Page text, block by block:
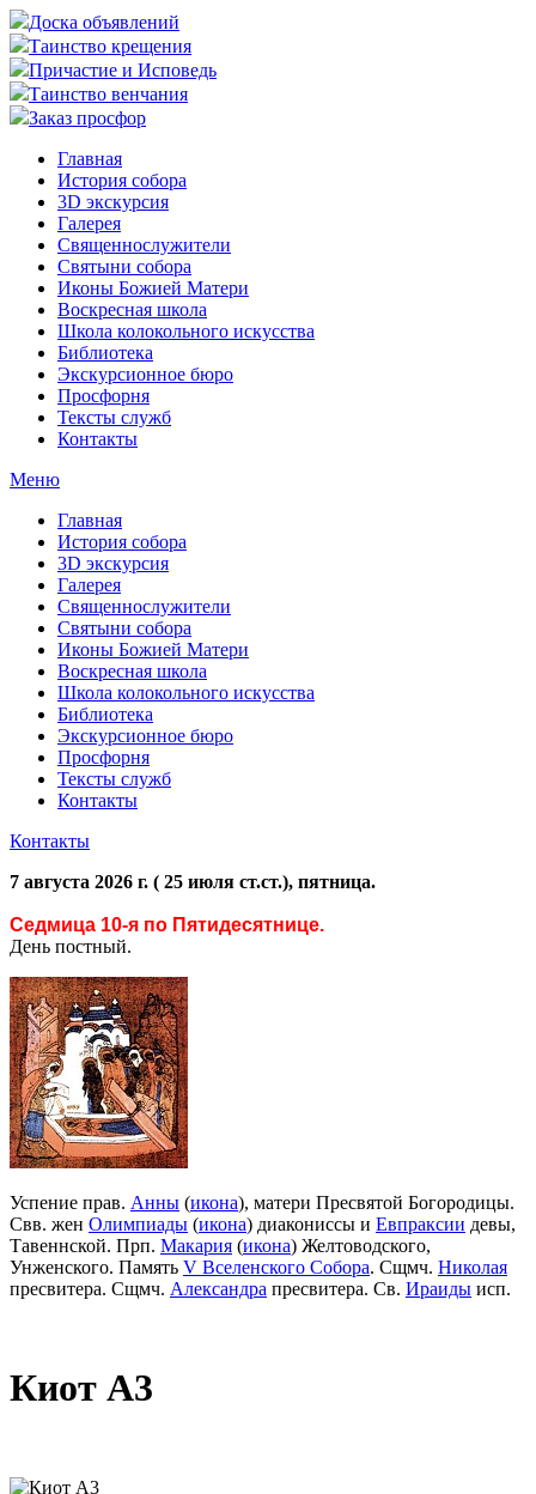
Доска объявлений
Таинство крещения
Причастие и Исповедь
Таинство венчания
Заказ просфор
Главная
История собора
3D экскурсия
Галерея
Священнослужители
Святыни собора
Иконы Божией Матери
Воскресная школа
Школа колокольного искусства
Библиотека
Экскурсионное бюро
Просфорня
Тексты служб
Контакты
Меню
Главная
История собора
3D экскурсия
Галерея
Священнослужители
Святыни собора
Иконы Божией Матери
Воскресная школа
Школа колокольного искусства
Библиотека
Экскурсионное бюро
Просфорня
Тексты служб
Контакты
Контакты
7 августа 2026 г. ( 25 июля ст.ст.), пятница.
Седмица 10-я по Пятидесятнице.
День постный.
Успение прав. Анны (икона), матери Пресвятой Богородицы.
Свв. жен Олимпиады (икона) диакониссы и Евпраксии девы,
Тавеннской. Прп. Макария (икона) Желтоводского,
Унженского. Память V Вселенского Собора. Сщмч. Николая
пресвитера. Сщмч. Александра пресвитера. Св. Ираиды исп.
Киот А3